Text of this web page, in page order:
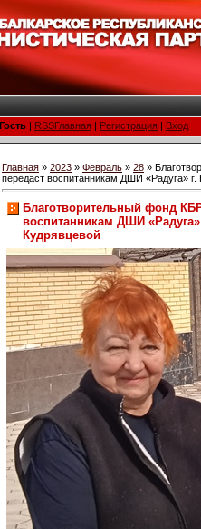
Гость RSSГлавная Регистрация Вход
Главная » 2023 » Февраль » 28 »
передаст воспитанникам ДШИ «Радуга»
Благотворительный фонд
воспитанникам ДШИ
Кудрявцевой